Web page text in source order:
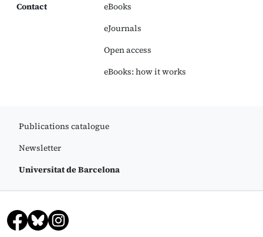
Contact
eBooks
eJournals
Open access
eBooks: how it works
Publications catalogue
Newsletter
Universitat de Barcelona